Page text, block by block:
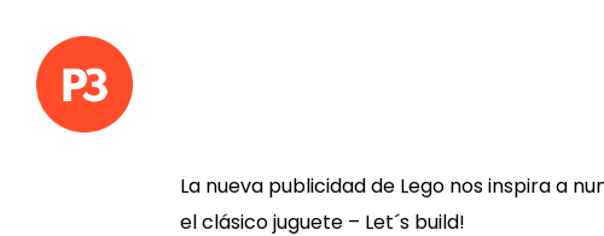
La nueva publicidad de Lego nos inspira a
el clásico juguete – Let´s build!